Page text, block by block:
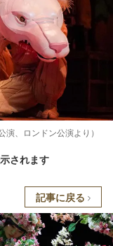
、ロンドン公演より）
されます
記事に戻る